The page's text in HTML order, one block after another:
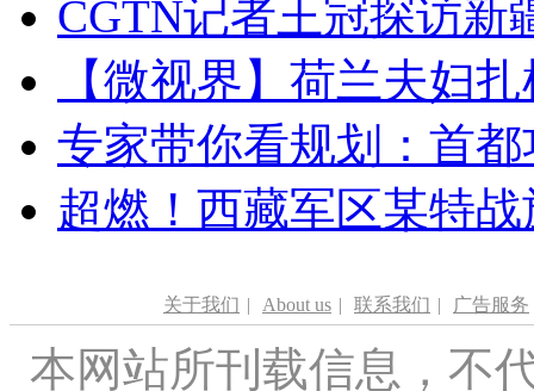
CGTN记者王冠探访新
【微视界】荷兰夫妇
专家带你看规划：首
超燃！西藏军区某特
关于我们 | About us | 联系我们 | 广告服务
本网站所刊载信息，不